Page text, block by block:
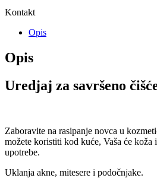
Kontakt
Opis
Opis
Uredjaj za savršeno
Zaboravite na rasipanje novca u
možete koristiti kod kuće, Vaša će koža
upotrebe.
Uklanja akne, mitesere i podočnjake.